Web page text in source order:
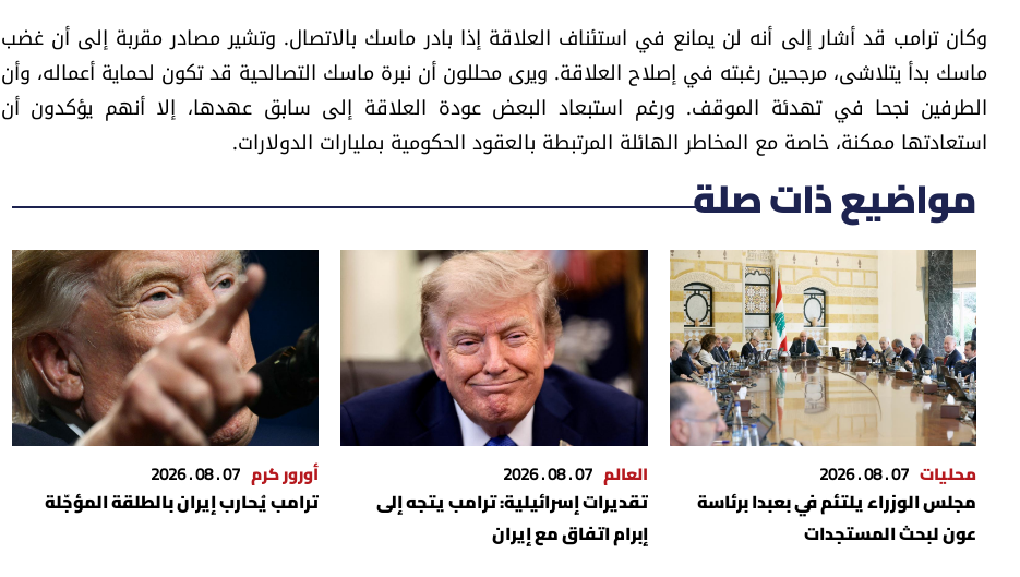
وكان ترامب قد أشار إلى أنه لن يمانع في استئناف العلاقة إذا بادر ماسك بالاتصال. وتشير مصادر مقربة إلى أن غضب
ماسك بدأ يتلاشى، مرجحين رغبته في إصلاح العلاقة. ويرى محللون أن نبرة ماسك التصالحية قد تكون لحماية أعماله، وأن
الطرفين نجحا في تهدئة الموقف. ورغم استبعاد البعض عودة العلاقة إلى سابق عهدها، إلا أنهم يؤكدون أن
استعادتها ممكنة، خاصة مع المخاطر الهائلة المرتبطة بالعقود الحكومية بمليارات الدولارات.
مواضيع ذات صلة
محليات 07 . 08 . 2026
مجلس الوزراء يلتئم في بعبدا برئاسة
عون لبحث المستجدات
العالم 07 . 08 . 2026
تقديرات إسرائيلية: ترامب يتجه إلى
إبرام اتفاق مع إيران
أورور كرم 07 . 08 . 2026
ترامب يُحارب إيران بالطلقة المؤجّلة